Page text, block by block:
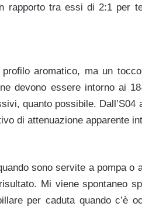
tra essi di 2:1 per
aromatico, ma un
devono essere intorno ai
quanto possibile. Dall’S04
di attenuazione apparente
sono servite a pompa o
Mi viene spontaneo
per caduta quando c’è